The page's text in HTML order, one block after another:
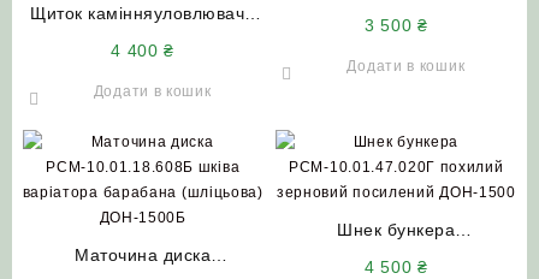
Щиток камінняуловлювача
4 400₴
Додати в кошик
3 500₴
Додати в кошик
Маточина диска
Шнек бункера
4 500₴